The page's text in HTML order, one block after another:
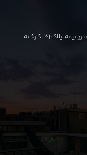
تهران، میدان آزادی، اتوبان لشگری، بعد از ایستگاه مترو بیمه، پلاک ۳۱، کارخانه